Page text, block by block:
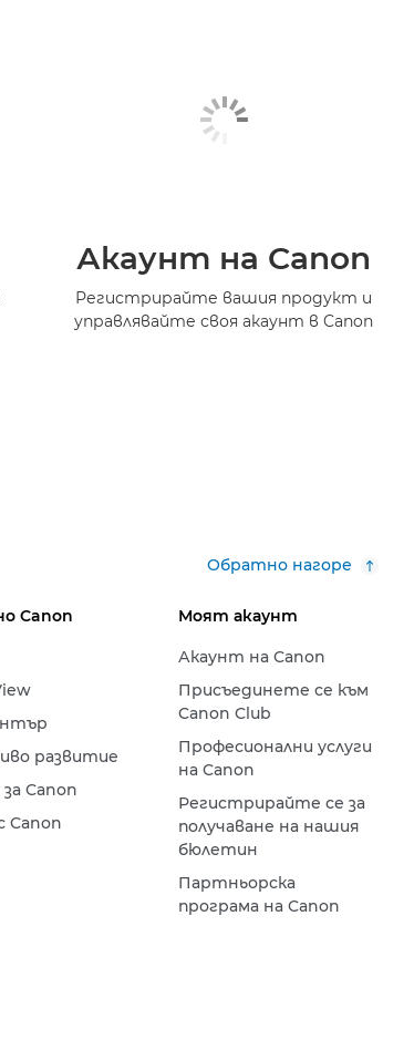
Акаунт на Canon
Регистрирайте вашия продукт и
управлявайте своя акаунт в Canon
Обратно нагоре
Canon
развитие
Canon
Canon
Моят акаунт
Акаунт на Canon
Присъединете се към
Canon Club
Професионални услуги
на Canon
Регистрирайте се за
получаване на нашия
бюлетин
Партньорска
програма на Canon